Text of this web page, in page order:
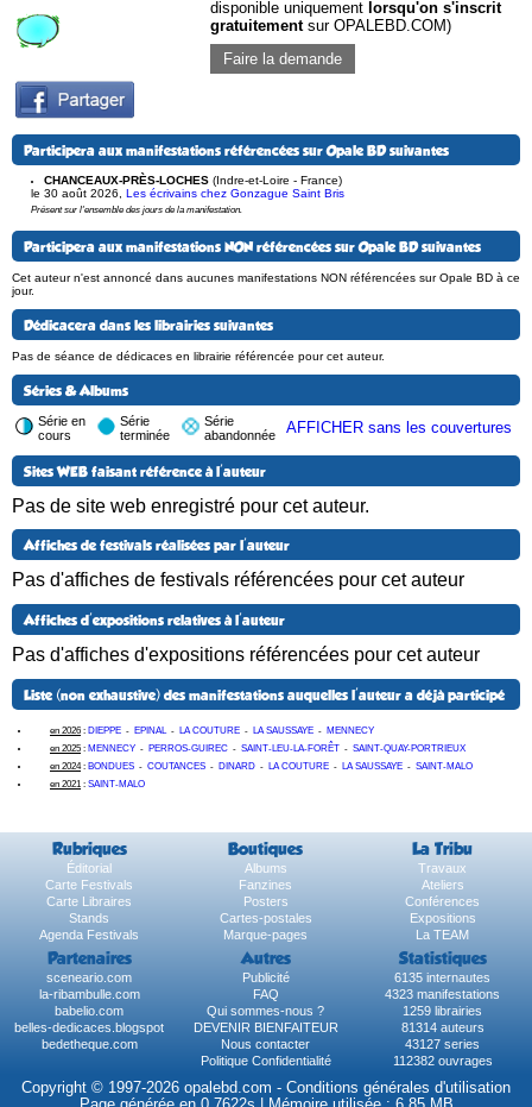
disponible uniquement lorsqu'on s'inscrit
gratuitementsur OPALEBD.COM)
Faire la demande
Participera aux manifestations référencées sur Opale BD suivantes
CHANCEAUX-PRÈS-LOCHES (Indre-et-Loire - France)
le 30 août 2026
Les écrivains chez Gonzague Saint Bris
Présent sur l'ensemble des jours de la manifestation.
Participera aux manifestations NON référencées sur Opale BD suivantes
Cet auteur n'est annoncé dans aucunes manifestations NON référencées sur Opale BD à ce
jour.
Dédicacera dans les librairies suivantes
Pas de séance de dédicaces en librairie référencée pour cet auteur.
Séries & Albums
Série en
cours
Série
terminée
Série
abandonnée
AFFICHER sans les couvertures
Sites WEB faisant référence à l'auteur
Pas de site web enregistré pour cet auteur.
Affiches de festivals réalisées par l'auteur
Pas d'affiches de festivals référencées pour cet auteur
Affiches d'expositions relatives à l'auteur
Pas d'affiches d'expositions référencées pour cet auteur
Liste (non exhaustive) des manifestations auquelles l'auteur a déjà participé
en 2026 : DIEPPE - EPINAL- LA COUTURE - LA SAUSSAYE - MENNECY
en 2025 : MENNECY - PERROS-GUIREC - SAINT-LEU-LA-FORÊT - SAINT-QUAY-PORTRIEUX
en 2024: BONDUES - COUTANCES - DINARD - LA COUTURE - LA SAUSSAYE - SAINT-MALO
en 2021 : SAINT-MALO
Rubriques Boutiques La Tribu
Éditorial Albums
Travaux
Carte Festivals
Fanzines
Ateliers
Carte Libraires
Posters
Conférences
Stands
Cartes-postales
Expositions
Agenda Festivals
Marque-pages La TEAM
Partenaires Autres Statistiques
sceneario.com Publicité
6135 internautes
la-ribambulle.com
FAQ
4323 manifestations
babelio.com
Qui sommes-nous ?
1259 librairies
belles-dedicaces.blogspot
DEVENIR BIENFAITEUR
81314 auteurs
bedetheque.com
Nous contacter
43127 series
Politique Confidentialité
112382 ouvrages
Copyright © 1997-2026 opalebd.com - Conditions générales d'utilisation